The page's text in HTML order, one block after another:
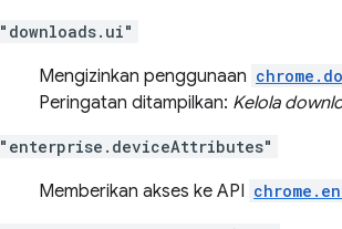
"downloads.ui"
Mengizinkan penggunaan
Peringatan ditampilkan: Kelola
"enterprise.deviceAttributes"
Memberikan akses ke API